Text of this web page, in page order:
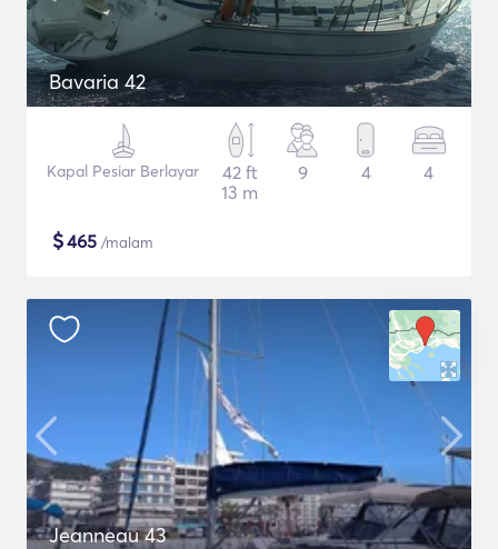
Bavaria 42
Kapal Pesiar Berlayar
42 ft
13 m
9 4 4
$465 /malam
Jeanneau 43